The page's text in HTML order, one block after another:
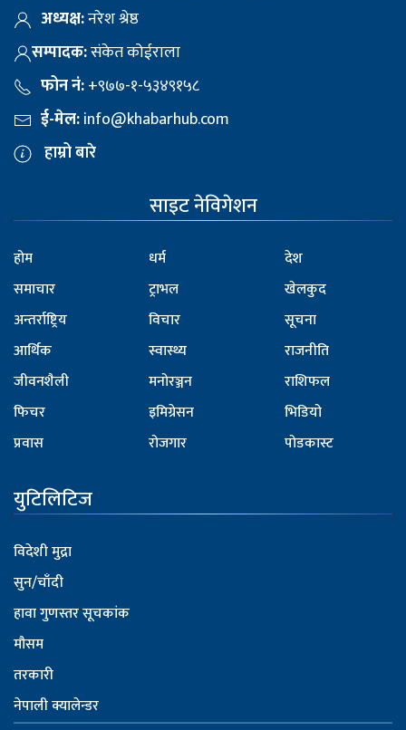
अध्यक्ष:नरेश श्रेष्ठ
सम्पादक:संकेत कोईराला
फोन नं:+९७७-१-५३४९१५८
ई-मेल:info@khabarhub.com
हाम्रो बारे
साइट नेविगेशन
होम
समाचार
अन्तर्राष्ट्रिय
आर्थिक
जीवनशैली
फिचर
प्रवास
धर्म
ट्राभल
विचार
स्वास्थ्य
मनोरञ्जन
इमिग्रेसन
रोजगार
देश
खेलकुद
सूचना
राजनीति
राशिफल
भिडियो
पोडकास्ट
युटिलिटिज
विदेशी मुद्रा
सुन/चाँदी
हावा गुणस्तर सूचकांक
मौसम
तरकारी
नेपाली क्यालेन्डर